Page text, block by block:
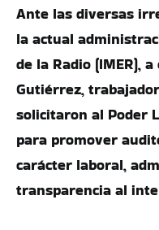
Ante las diversas
la actual
de la Radio (IMER),
Gutiérrez,
solicitaron al Poder
para promover
carácter laboral,
transparencia al